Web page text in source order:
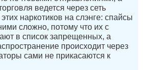
ведется через сеть
наркотиков на слэнге: спайсы
сложно, потому что их с
в список запрещенных, а
происходит через
сами не прикасаются к